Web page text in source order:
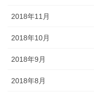
2018年11月
2018年10月
2018年9月
2018年8月